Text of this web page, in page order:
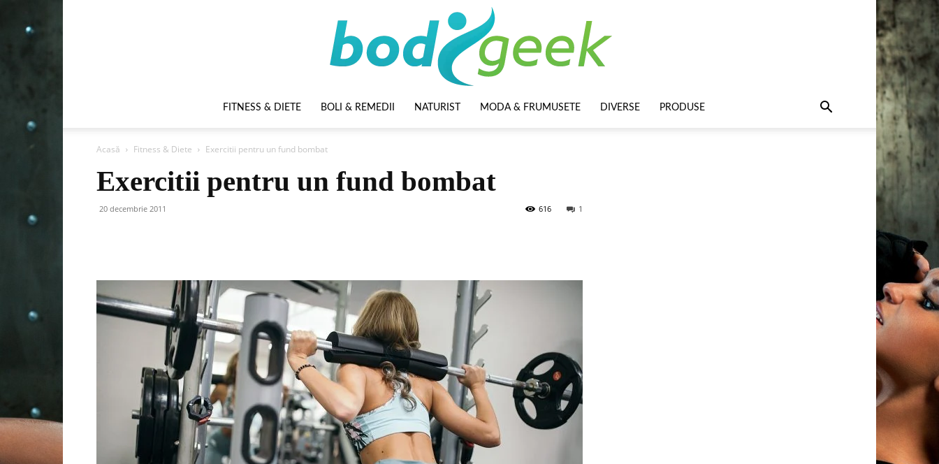
FITNESS & DIETE BOLI & REMEDII NATURIST MODA & FRUMUSETE DIVERSE PRODUSE
Acasă Fitness & Diete Exercitii pentru un fund bombat
Exercitii pentru un fund bombat
20 decembrie 2011 1
616